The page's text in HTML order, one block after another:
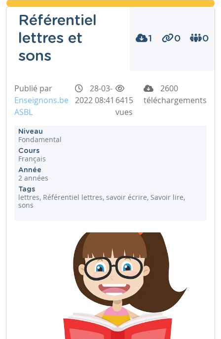
Référentiel
lettres et
sons
1 0 0
Publié par
Enseignons.be
ASBL
28-03-
2022 08:41 6415
vues
2600
téléchargements
Niveau
Fondamental
Cours
Français
Année
2 années
Tags
lettres, Référentiel lettres, savoir écrire, Savoir lire,
sons